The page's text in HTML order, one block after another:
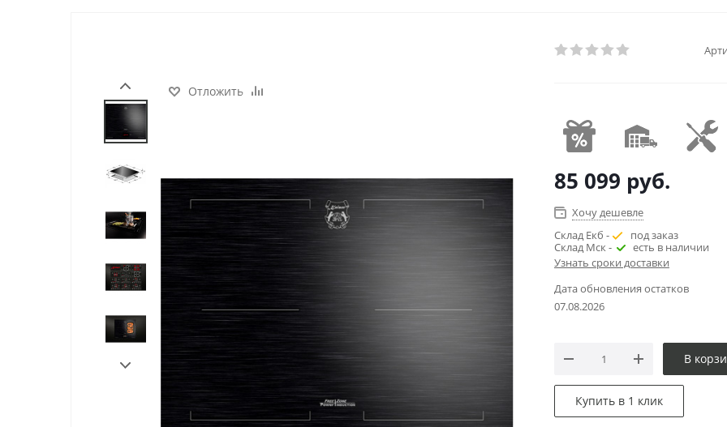
Отложить
85 099 руб.
Хочу дешевле
Склад Екб -
под заказ
Склад Мск -
есть в наличии
Узнать сроки доставки
Дата обновления остатков
07.08.2026
В
Купить в 1 клик